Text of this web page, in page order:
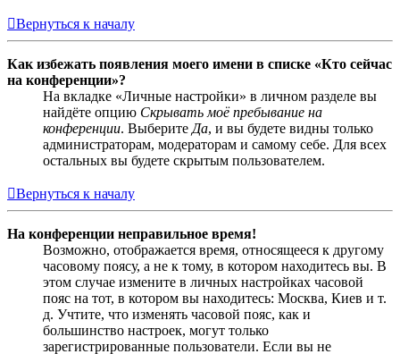
Вернуться к началу
Как избежать появления моего имени в списке «Кто сейчас
на конференции»?
На вкладке «Личные настройки» в личном разделе вы
найдёте опцию Скрывать моё пребывание на
конференции. Выберите Да, и вы будете видны только
администраторам, модераторам и самому себе. Для всех
остальных вы будете скрытым пользователем.
Вернуться к началу
На конференции неправильное время!
Возможно, отображается время, относящееся к другому
часовому поясу, а не к тому, в котором находитесь вы. В
этом случае измените в личных настройках часовой
пояс на тот, в котором вы находитесь: Москва, Киев и т.
д. Учтите, что изменять часовой пояс, как и
большинство настроек, могут только
зарегистрированные пользователи. Если вы не